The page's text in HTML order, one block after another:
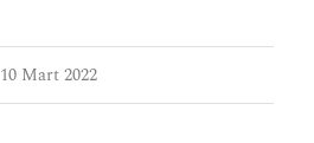
10 Mart 2022